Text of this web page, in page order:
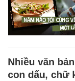
Nhiều văn
con dấu, chữ